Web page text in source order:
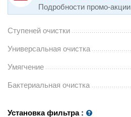
Подробности промо-акции
Ступеней очистки
Универсальная очистка
Умягчение
Бактериальная очистка
Установка фильтра :